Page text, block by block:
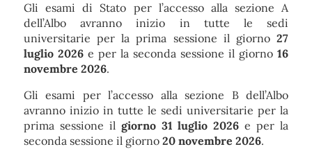
Gli esami di Stato per l’accesso alla sezione A
dell’Albo avranno inizio in tutte le sedi
universitarie per la prima sessione il giorno27
luglio 2026 e per la seconda sessione il giorno 16
novembre 2026.
Gli esami per l’accesso alla sezione B dell’Albo
avranno inizio in tutte le sedi universitarie per la
prima sessione il giorno 31 luglio 2026 e per la
seconda sessione il giorno 20 novembre 2026.